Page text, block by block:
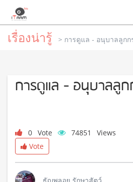
เรื่องน่ารู้ > การดูแล - อนุบาลลูกก
การดูแล - อนุบาลลูก
0 Vote 74851
Views
Vote